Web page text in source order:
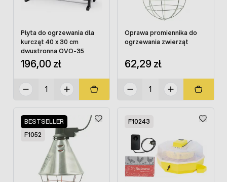
Płyta do ogrzewania dla
kurcząt 40 x 30 cm
dwustronna OVO-35
196,00 zł
Oprawa promiennika do
ogrzewania zwierząt
62,29 zł
BESTSELLER
F1052
F10243